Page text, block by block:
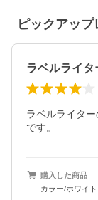
ピックアップ
ラベルライタ
です。
購入した商品
カラー/ホワイト